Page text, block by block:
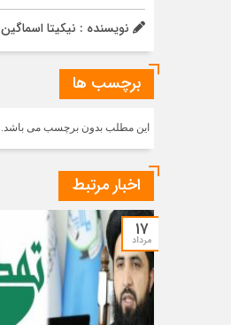
نویسنده : نیکیتا اسماگین
برچسب ها
این مطلب بدون برچسب می باشد.
اخبار مرتبط
۱۷
مرداد